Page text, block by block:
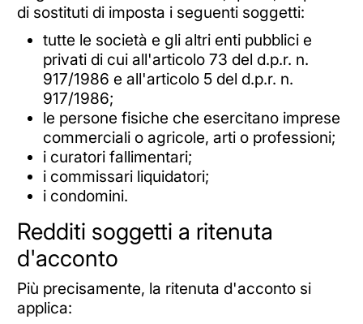
di sostituti di imposta i seguenti soggetti:
tutte le società e gli altri enti pubblici e
privati di cui all'articolo 73 del d.p.r. n.
917/1986 e all'articolo 5 del d.p.r. n.
917/1986;
le persone fisiche che esercitano imprese
commerciali o agricole, arti o professioni;
i curatori fallimentari;
i commissari liquidatori;
i condomini.
Redditi soggetti a ritenuta
d'acconto
Più precisamente, la ritenuta d'acconto si
applica: